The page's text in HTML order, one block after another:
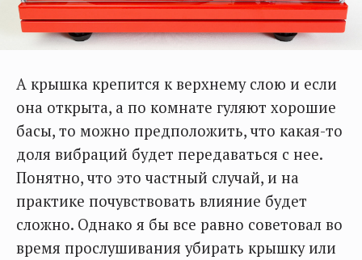
А крышка крепится к верхнему слою и если
она открыта, а по комнате гуляют хорошие
басы, то можно предположить, что какая-то
доля вибраций будет передаваться с нее.
Понятно, что это частный случай, и на
практике почувствовать влияние будет
сложно. Однако я бы все равно советовал во
время прослушивания убирать крышку или